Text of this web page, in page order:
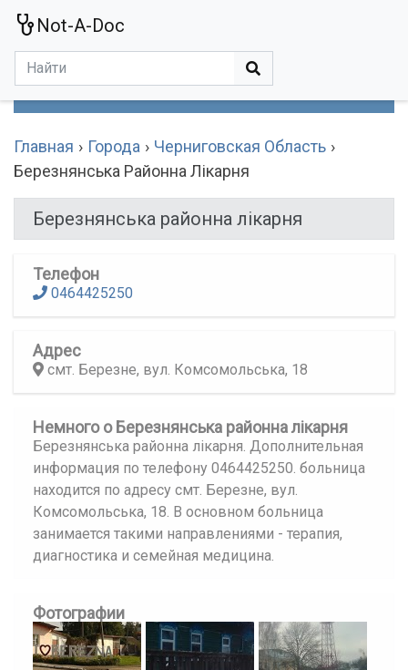
Not-A-Doc
Главная Города
Черниговская Область
Березнянська Районна Лікарня
Березнянська районна лікарня
Телефон
0464425250
Адрес
смт. Березне, вул. Комсомольська, 18
Немного о Березнянська районна лікарня
Березнянська районна лікарня. Дополнительная
информация по телефону 0464425250. больница
находится по адресу смт. Березне, вул.
Комсомольська, 18. В основном больница
занимается такими направлениями - терапия,
диагностика и семейная медицина.
Фотографии